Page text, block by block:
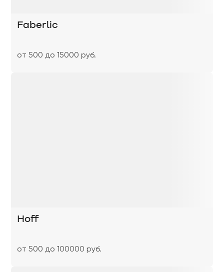
Faberlic
от 500 до 15000 руб.
Hoff
от 500 до 100000 руб.